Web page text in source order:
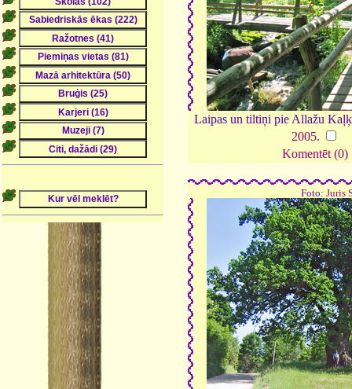
Laipas un tiltiņi pie Allažu
2005.
Komentēt (0)
Foto: Juris